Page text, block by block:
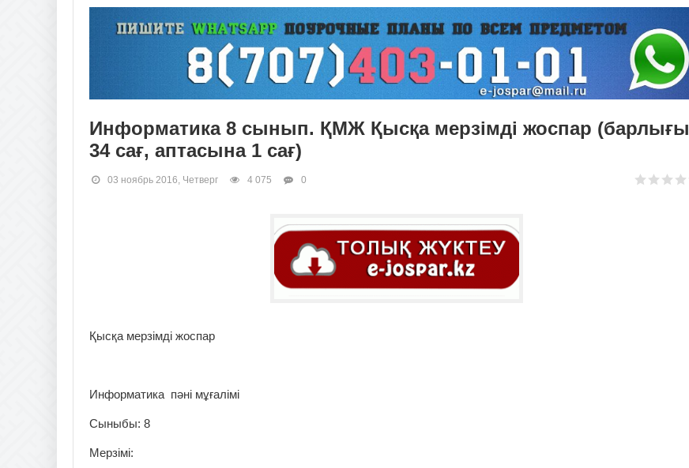
Информатика 8 сынып. ҚМЖ Қысқа мерзімді жоспар (барлығы
34 сағ, аптасына 1 сағ)
03 ноябрь 2016, Четверг 4 075 0
Қысқа мерзімді жоспар
Информатика пәні мұғалімі
Сыныбы: 8
Мерзімі: